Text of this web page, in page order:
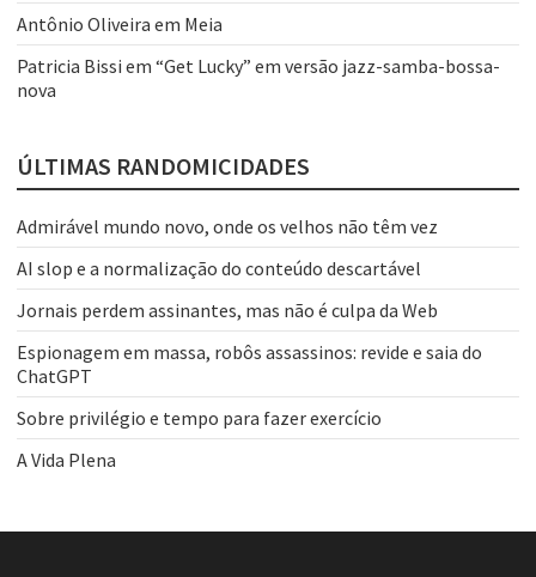
Antônio Oliveira em Meia
Patricia Bissi em “Get Lucky” em versão jazz-samba-bossa-
nova
ÚLTIMAS RANDOMICIDADES
Admirável mundo novo, onde os velhos não têm vez
AI slop e a normalização do conteúdo descartável
Jornais perdem assinantes, mas não é culpa da Web
Espionagem em massa, robôs assassinos: revide e saia do
ChatGPT
Sobre privilégio e tempo para fazer exercício
A Vida Plena